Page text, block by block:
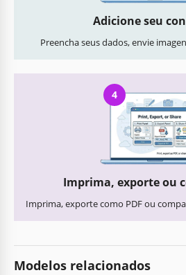
Adicione seu
Preencha seus dados, envie
4
Imprima, exporte ou
Imprima, exporte como PDF ou
Modelos relacionados